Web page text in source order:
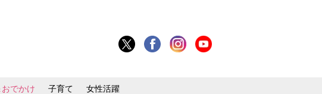
でかけ 子育て 女性活躍